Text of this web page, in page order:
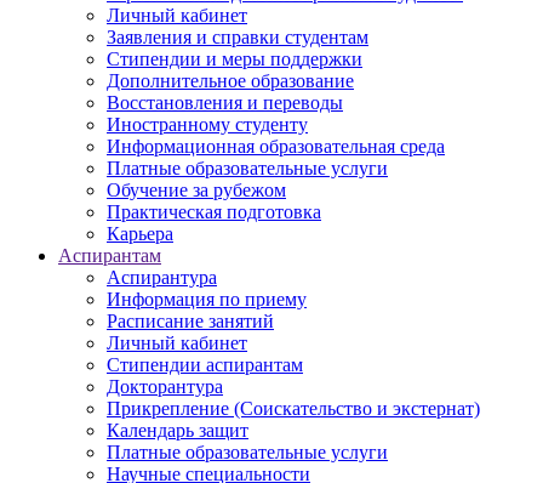
Личный кабинет
Заявления и справки студентам
Стипендии и меры поддержки
Дополнительное образование
Восстановления и переводы
Иностранному студенту
Информационная образовательная среда
Платные образовательные услуги
Обучение за рубежом
Практическая подготовка
Карьера
Аспирантам
Аспирантура
Информация по приему
Расписание занятий
Личный кабинет
Стипендии аспирантам
Докторантура
Прикрепление (Соискательство и экстернат)
Календарь защит
Платные образовательные услуги
Научные специальности